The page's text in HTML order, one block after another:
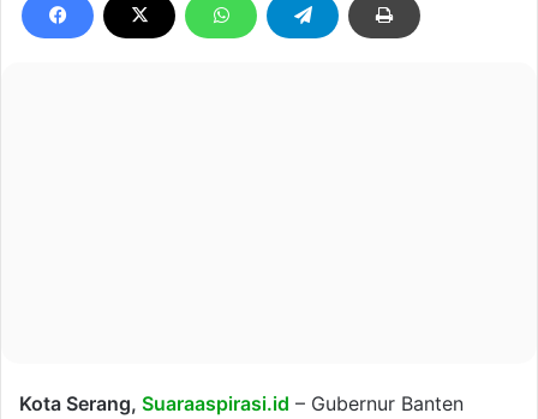
Kota Serang, Suaraaspirasi.id – Gubernur Banten